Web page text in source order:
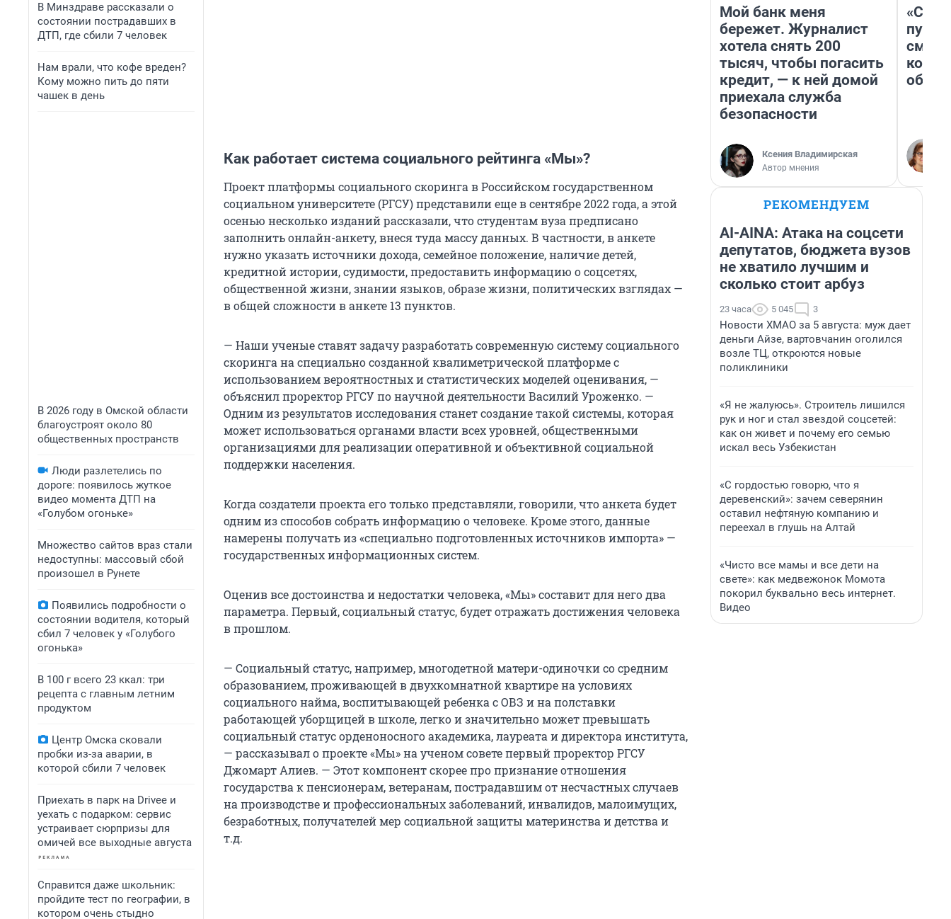
В Минздраве рассказали о
состоянии пострадавших в
ДТП, где сбили 7 человек
Нам врали, что кофе вреден?
Кому можно пить до пяти
чашек в день
В 2026 году в Омской области
благоустроят около 80
общественных пространств
Люди разлетелись по
дороге: появилось жуткое
видео момента ДТП на
«Голубом огоньке»
Множество сайтов враз стали
недоступны: массовый сбой
произошел в Рунете
Появились подробности о
состоянии водителя, который
сбил 7 человек у «Голубого
огонька»
В 100 г всего 23 ккал: три
рецепта с главным летним
продуктом
Центр Омска сковали
пробки из-за аварии, в
которой сбили 7 человек
Приехать в парк на Drivee и
уехать с подарком: сервис
устраивает сюрпризы для
омичей все выходные августа
Справится даже школьник:
пройдите тест по географии, в
котором очень стыдно
Как работает система социального рейтинга «Мы»?
Проект платформы социального скоринга в Российском государственном
социальном университете (РГСУ) представили еще в сентябре 2022 года, а этой
осенью несколько изданий рассказали, что студентам вуза предписано
заполнить онлайн-анкету, внеся туда массу данных. В частности, в анкете
нужно указать источники дохода, семейное положение, наличие детей,
кредитной истории, судимости, предоставить информацию о соцсетях,
общественной жизни, знании языков, образе жизни, политических взглядах —
в общей сложности в анкете 13 пунктов.
— Наши ученые ставят задачу разработать современную систему социального
скоринга на специально созданной квалиметрической платформе с
использованием вероятностных и статистических моделей оценивания, —
объяснил проректор РГСУ по научной деятельности Василий Уроженко. —
Одним из результатов исследования станет создание такой системы, которая
может использоваться органами власти всех уровней, общественными
организациями для реализации оперативной и объективной социальной
поддержки населения.
Когда создатели проекта его только представляли, говорили, что анкета будет
одним из способов собрать информацию о человеке. Кроме этого, данные
намерены получать из «специально подготовленных источников импорта» —
государственных информационных систем.
Оценив все достоинства и недостатки человека, «Мы» составит для него два
параметра. Первый, социальный статус, будет отражать достижения человека
в прошлом.
— Социальный статус, например, многодетной матери-одиночки со средним
образованием, проживающей в двухкомнатной квартире на условиях
социального найма, воспитывающей ребенка с ОВЗ и на полставки
работающей уборщицей в школе, легко и значительно может превышать
социальный статус орденоносного академика, лауреата и директора института,
— рассказывал о проекте «Мы» на ученом совете первый проректор РГСУ
Джомарт Алиев. — Этот компонент скорее про признание отношения
государства к пенсионерам, ветеранам, пострадавшим от несчастных случаев
на производстве и профессиональных заболеваний, инвалидов, малоимущих,
безработных, получателей мер социальной защиты материнства и детства и
т.д.
Мой банк меня
бережет. Журналист
хотела снять 200
тысяч, чтобы погасить
кредит, — к ней домой
приехала служба
безопасности
Ксения Владимирская
Автор мнения
РЕКОМЕНДУЕМ
AI-AINA: Атака на соцсети
депутатов, бюджета вузов
не хватило лучшим и
сколько стоит арбуз
23 часа 5 045 3
Новости ХМАО за 5 августа: муж дает
деньги Айзе, вартовчанин оголился
возле ТЦ, откроются новые
поликлиники
«Я не жалуюсь». Строитель лишился
рук и ног и стал звездой соцсетей:
как он живет и почему его семью
искал весь Узбекистан
«С гордостью говорю, что я
деревенский»: зачем северянин
оставил нефтяную компанию и
переехал в глушь на Алтай
«Чисто все мамы и все дети на
свете»: как медвежонок Момота
покорил буквально весь интернет.
Видео